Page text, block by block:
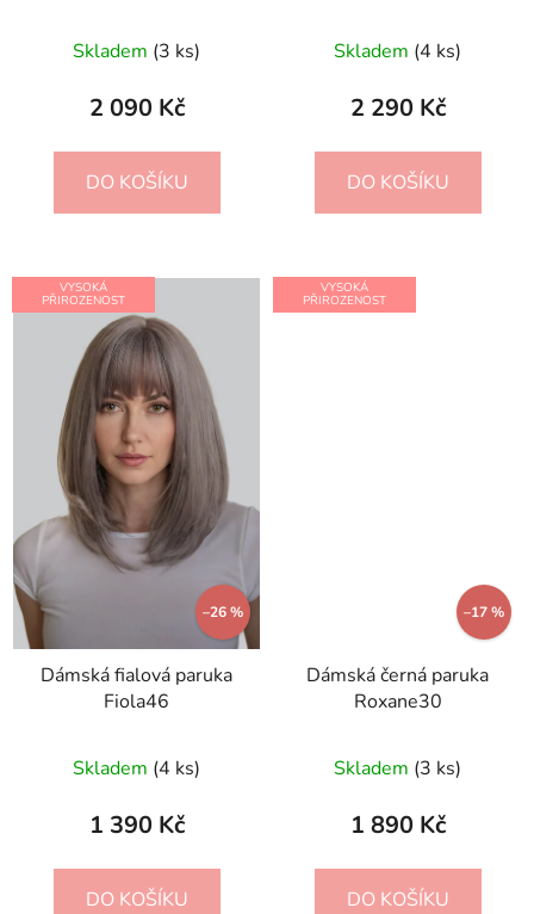
Skladem (3 ks)
2 090 Kč
DO KOŠÍKU
Skladem (4 ks)
2 290 Kč
DO KOŠÍKU
VYSOKÁ
PŘIROZENOST
–26 %
Dámská fialová paruka
Fiola46
Skladem (4 ks)
1 390 Kč
DO KOŠÍKU
VYSOKÁ
PŘIROZENOST
–17 %
Dámská černá paruka
Roxane30
Skladem (3 ks)
1 890 Kč
DO KOŠÍKU